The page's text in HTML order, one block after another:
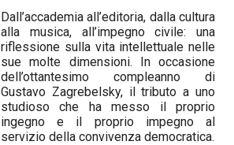
Dall’accademia all’editoria, dalla cultura
alla musica, all’impegno civile: una
riflessione sulla vita intellettuale nelle
sue molte dimensioni. In occasione
dell’ottantesimo compleanno di
Gustavo Zagrebelsky, il tributo a uno
studioso che ha messo il proprio
ingegno e il proprio impegno al
servizio della convivenza democratica.